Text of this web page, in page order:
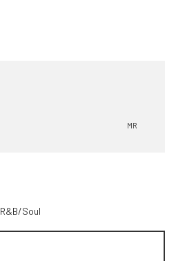
MR
R&B/Soul